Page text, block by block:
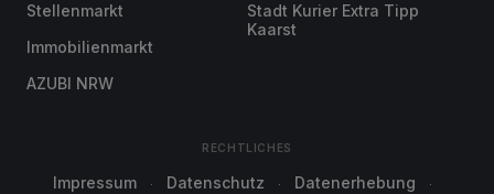
Stellenmarkt
Immobilienmarkt
AZUBI NRW
Stadt Kurier Extra Tipp
Kaarst
RECHTLICHES
Impressum Datenschutz Datenerhebung